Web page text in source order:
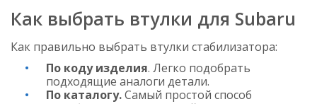
Как выбрать втулки для Subaru
Как правильно выбрать втулки стабилизатора:
По коду изделия. Легко подобрать
подходящие аналоги детали.
По каталогу.Самый простой способ